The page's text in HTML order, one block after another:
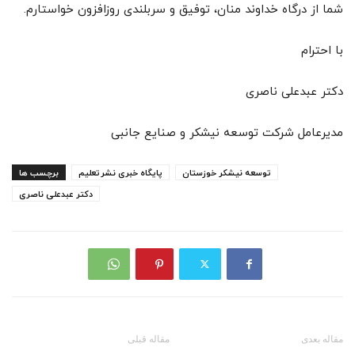
شما از درگاه خداوند منان، توفیق و سربلندی روزافزون خواستارم.
با احترام
دکتر عبدعلی ناصری
مدیرعامل شرکت توسعه نیشکر و صنایع جانبی
برچسب ها پایگاه خبری نشرتعلیم
توسعه نیشکر خوزستان
دکتر عبدعلی ناصری
مقاله قبلی مقاله بعدی